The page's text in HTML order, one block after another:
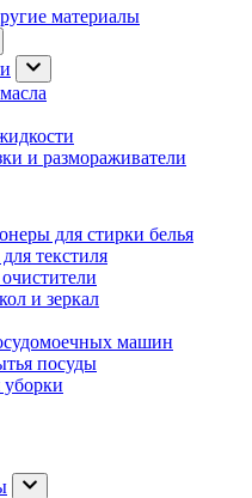
материалы
и размораживатели
для стирки белья
текстиля
и зеркал
машин
посуды
уборки